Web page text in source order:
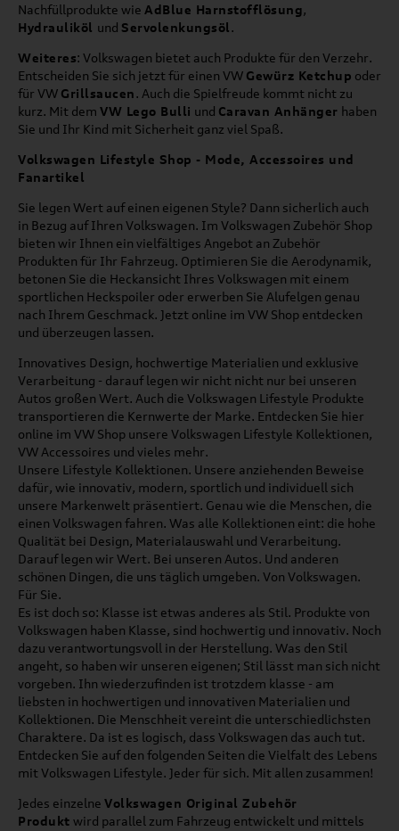
Nachfüllprodukte wie AdBlue Harnstofflösung,
Hydrauliköl und Servolenkungsöl.
Weiteres: Volkswagen bietet auch Produkte für den Verzehr.
Entscheiden Sie sich jetzt für einen VW Gewürz Ketchup oder
für VW Grillsaucen. Auch die Spielfreude kommt nicht zu
kurz. Mit dem VW Lego Bulli und Caravan Anhänger haben
Sie und Ihr Kind mit Sicherheit ganz viel Spaß.
Volkswagen Lifestyle Shop - Mode, Accessoires und
Fanartikel
Sie legen Wert auf einen eigenen Style? Dann sicherlich auch
in Bezug auf Ihren Volkswagen. Im Volkswagen Zubehör Shop
bieten wir Ihnen ein vielfältiges Angebot an Zubehör
Produkten für Ihr Fahrzeug. Optimieren Sie die Aerodynamik,
betonen Sie die Heckansicht Ihres Volkswagen mit einem
sportlichen Heckspoiler oder erwerben Sie Alufelgen genau
nach Ihrem Geschmack. Jetzt online im VW Shop entdecken
und überzeugen lassen.
Innovatives Design, hochwertige Materialien und exklusive
Verarbeitung - darauf legen wir nicht nicht nur bei unseren
Autos großen Wert. Auch die Volkswagen Lifestyle Produkte
transportieren die Kernwerte der Marke. Entdecken Sie hier
online im VW Shop unsere Volkswagen Lifestyle Kollektionen,
VW Accessoires und vieles mehr.
Unsere Lifestyle Kollektionen. Unsere anziehenden Beweise
dafür, wie innovativ, modern, sportlich und individuell sich
unsere Markenwelt präsentiert. Genau wie die Menschen, die
einen Volkswagen fahren. Was alle Kollektionen eint: die hohe
Qualität bei Design, Materialauswahl und Verarbeitung.
Darauf legen wir Wert. Bei unseren Autos. Und anderen
schönen Dingen, die uns täglich umgeben. Von Volkswagen.
Für Sie.
Es ist doch so: Klasse ist etwas anderes als Stil. Produkte von
Volkswagen haben Klasse, sind hochwertig und innovativ. Noch
dazu verantwortungsvoll in der Herstellung. Was den Stil
angeht, so haben wir unseren eigenen; Stil lässt man sich nicht
vorgeben. Ihn wiederzufinden ist trotzdem klasse - am
liebsten in hochwertigen und innovativen Materialien und
Kollektionen. Die Menschheit vereint die unterschiedlichsten
Charaktere. Da ist es logisch, dass Volkswagen das auch tut.
Entdecken Sie auf den folgenden Seiten die Vielfalt des Lebens
mit Volkswagen Lifestyle. Jeder für sich. Mit allen zusammen!
Jedes einzelne Volkswagen Original Zubehör
Produkt wird parallel zum Fahrzeug entwickelt und mittels